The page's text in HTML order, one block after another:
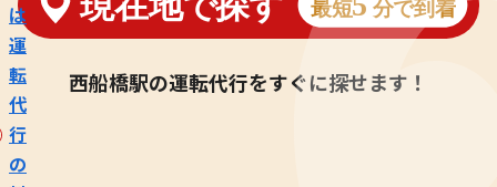
は
運
転
代
行
の
西船橋駅の運転代行をすぐに探せます！